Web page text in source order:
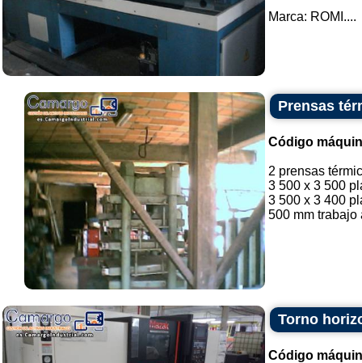
Marca: ROMI....
Prensas
Código
2 prensas
3 500 x 3 500
3 500 x 3 400
500 mm trabajo
Torno
Código